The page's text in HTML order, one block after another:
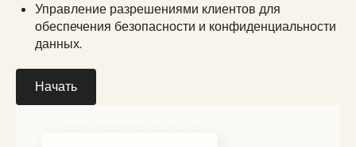
Управление разрешениями клиентов для
обеспечения безопасности и конфиденциальности
данных.
Начать